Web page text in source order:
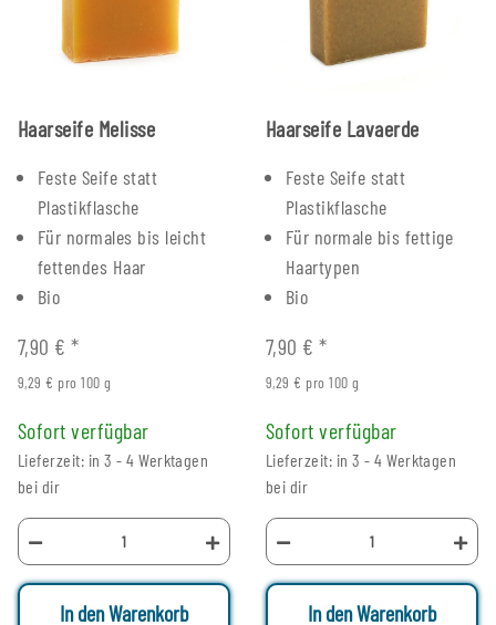
Haarseife Melisse
Feste Seife statt
Plastikflasche
Für normales bis leicht
fettendes Haar
Bio
7,90 €*
9,29 € pro 100 g
Sofort verfügbar
Lieferzeit: in 3 - 4 Werktagen
bei dir
In den Warenkorb
Haarseife Lavaerde
Feste Seife statt
Plastikflasche
Für normale bis fettige
Haartypen
Bio
7,90 €*
9,29 € pro 100 g
Sofort verfügbar
Lieferzeit: in 3 - 4 Werktagen
bei dir
In den Warenkorb